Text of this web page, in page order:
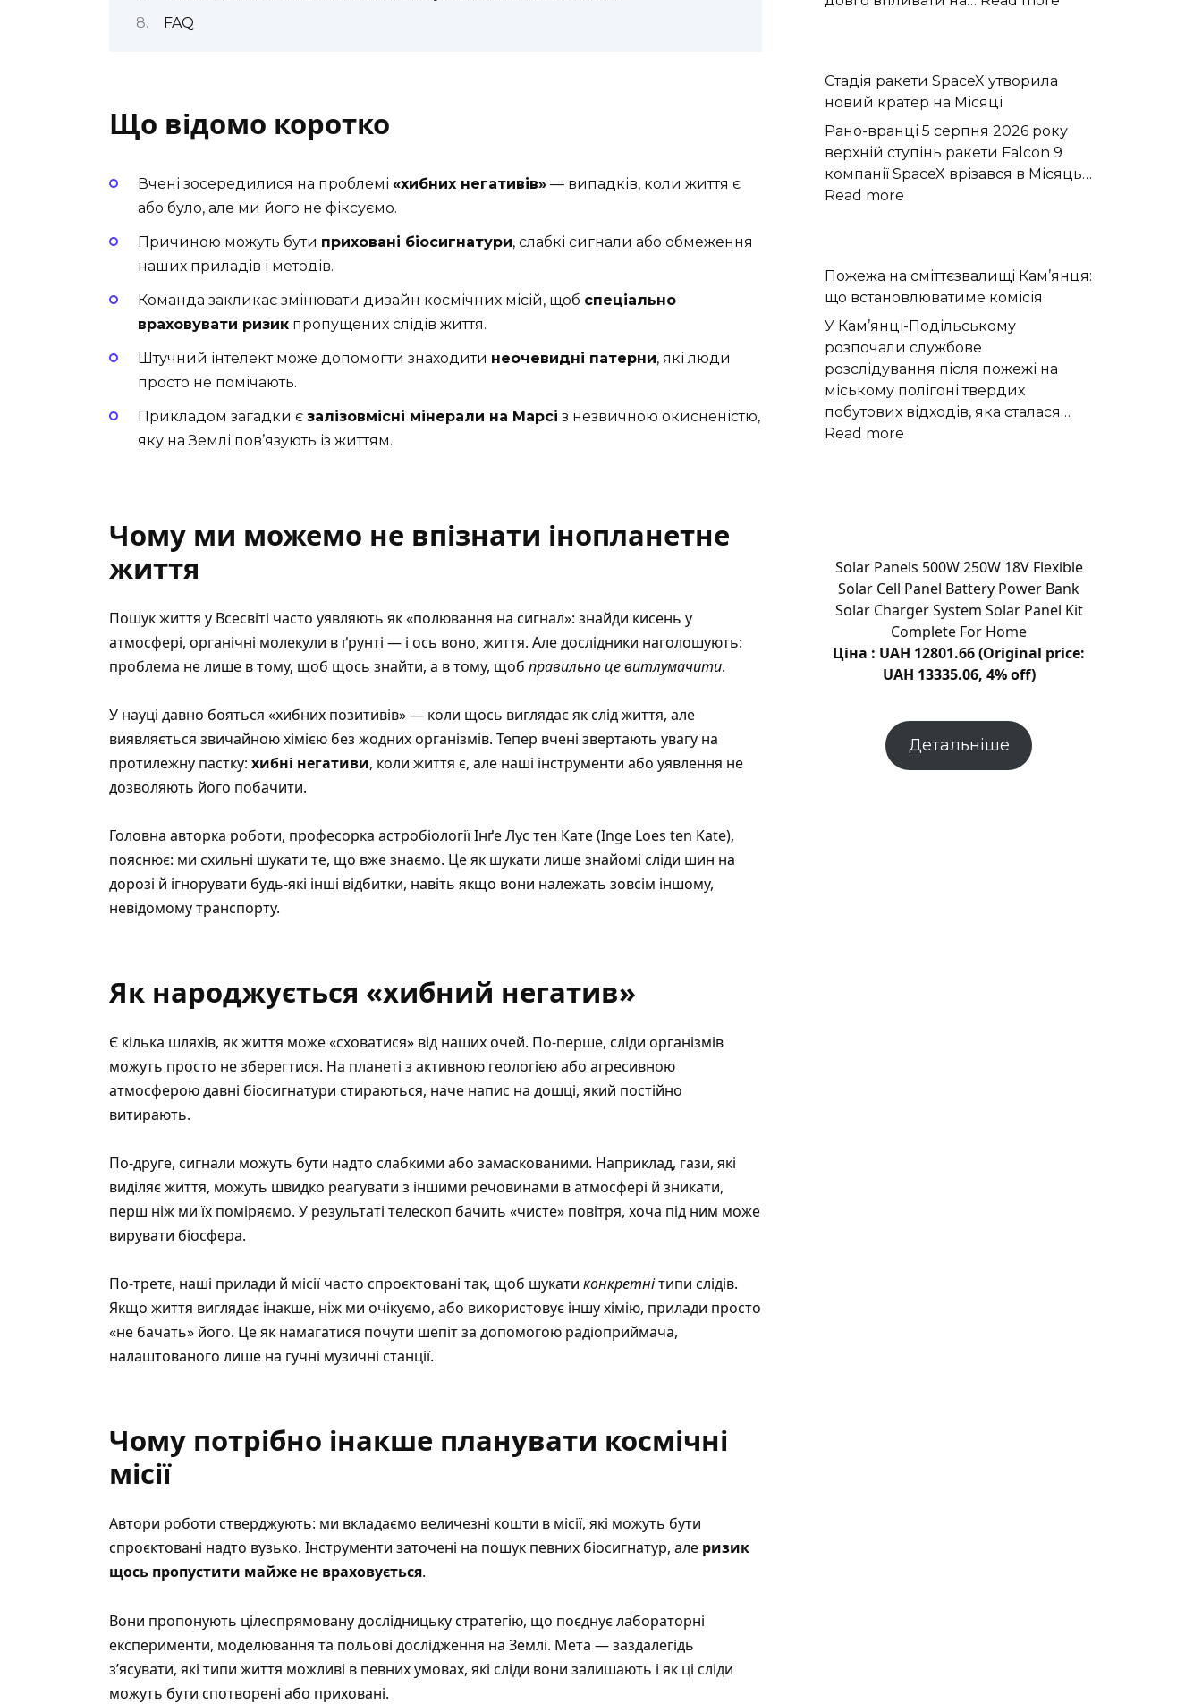
FAQ
Що відомо коротко
Вчені зосередилися на проблемі «хибних негативів» — випадків, коли життя є
або було, але ми його не фіксуємо.
Причиною можуть бути приховані біосигнатури, слабкі сигнали або обмеження
наших приладів і методів.
Команда закликає змінювати дизайн космічних місій, щоб спеціально
враховувати ризик пропущених слідів життя.
Штучний інтелект може допомогти знаходити неочевидні патерни, які люди
просто не помічають.
Прикладом загадки є залізовмісні мінерали на Марсі з незвичною окисненістю,
яку на Землі пов’язують із життям.
Чому ми можемо не впізнати інопланетне
життя
Пошук життя у Всесвіті часто уявляють як «полювання на сигнал»: знайди кисень у
атмосфері, органічні молекули в ґрунті — і ось воно, життя. Але дослідники наголошують:
проблема не лише в тому, щоб щось знайти, а в тому, щоб правильно це витлумачити.
У науці давно бояться «хибних позитивів» — коли щось виглядає як слід життя, але
виявляється звичайною хімією без жодних організмів. Тепер вчені звертають увагу на
протилежну пастку: хибні негативи, коли життя є, але наші інструменти або уявлення не
дозволяють його побачити.
Головна авторка роботи, професорка астробіології Інґе Лус тен Кате (Inge Loes ten Kate),
пояснює: ми схильні шукати те, що вже знаємо. Це як шукати лише знайомі сліди шин на
дорозі й ігнорувати будь-які інші відбитки, навіть якщо вони належать зовсім іншому,
невідомому транспорту.
Як народжується «хибний негатив»
Є кілька шляхів, як життя може «сховатися» від наших очей. По-перше, сліди організмів
можуть просто не зберегтися. На планеті з активною геологією або агресивною
атмосферою давні біосигнатури стираються, наче напис на дошці, який постійно
витирають.
По-друге, сигнали можуть бути надто слабкими або замаскованими. Наприклад, гази, які
виділяє життя, можуть швидко реагувати з іншими речовинами в атмосфері й зникати,
перш ніж ми їх поміряємо. У результаті телескоп бачить «чисте» повітря, хоча під ним може
вирувати біосфера.
По-третє, наші прилади й місії часто спроєктовані так, щоб шукати конкретнітипи слідів.
Якщо життя виглядає інакше, ніж ми очікуємо, або використовує іншу хімію, прилади просто
«не бачать» його. Це як намагатися почути шепіт за допомогою радіоприймача,
налаштованого лише на гучні музичні станції.
Чому потрібно інакше планувати космічні
місії
Автори роботи стверджують: ми вкладаємо величезні кошти в місії, які можуть бути
спроєктовані надто вузько. Інструменти заточені на пошук певних біосигнатур, але ризик
щось пропустити майже не враховується.
Вони пропонують цілеспрямовану дослідницьку стратегію, що поєднує лабораторні
експерименти, моделювання та польові дослідження на Землі. Мета — заздалегідь
з’ясувати, які типи життя можливі в певних умовах, які сліди вони залишають і як ці сліди
можуть бути спотворені або приховані.
протизапальну
пам’ять
Стадія ракети SpaceX утворила
новий кратер на Місяці
Рано-вранці 5 серпня 2026 року
верхній ступінь ракети Falcon 9
компанії SpaceX врізався в Місяць…
Read more
утворила
новий
кратер
на
Місяці
Пожежа на сміттєзвалищі Кам’янця:
що встановлюватиме комісія
У Кам’янці-Подільському
розпочали службове
розслідування після пожежі на
міському полігоні твердих
побутових відходів, яка сталася…
Read more
встановлюватиме
комісія
Solar Panels 500W 250W 18V Flexible
Solar Cell Panel Battery Power Bank
Solar Charger System Solar Panel Kit
Complete For Home
Ціна : UAH 12801.66 (Original price:
UAH 13335.06, 4% off)
Детальніше